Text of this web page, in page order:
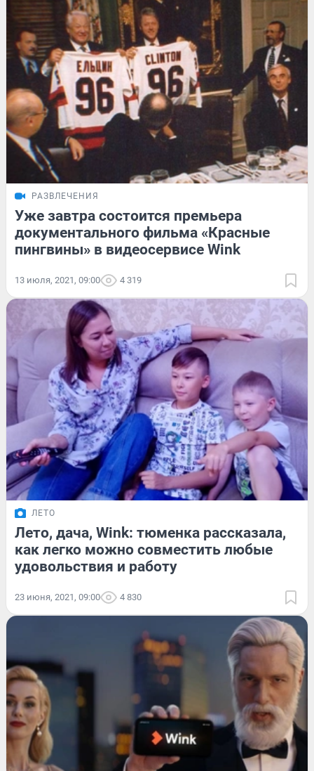
РАЗВЛЕЧЕНИЯ
Уже завтра состоится премьера
документального фильма «Красные
пингвины» в видеосервисе Wink
13 июля, 2021, 09:00 4 319
ЛЕТО
Лето, дача, Wink: тюменка рассказала,
как легко можно совместить любые
удовольствия и работу
23 июня, 2021, 09:00 4 830